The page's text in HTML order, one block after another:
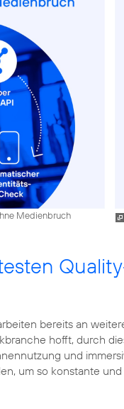
Medienbruch
bereits an
hofft, durch
und
um so konstante